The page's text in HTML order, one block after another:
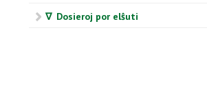
∇ Dosieroj por elŝuti